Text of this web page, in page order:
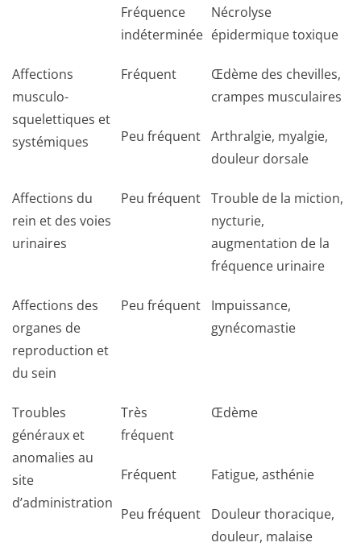
Fréquence
indéterminée
Nécrolyse
épidermique toxique
Affections
musculo-
squelettiques et
systémiques
Fréquent
Œdème des chevilles,
crampes musculaires
Peu fréquent Arthralgie, myalgie,
douleur dorsale
Affections du
rein et des voies
urinaires
Peu fréquent Trouble de la miction,
nycturie,
augmentation de la
fréquence urinaire
Affections des
organes de
reproduction et
du sein
Peu fréquent
Impuissance,
gynécomastie
Troubles
généraux et
anomalies au
site
d’administration
Très
fréquent
Œdème
Fréquent Fatigue, asthénie
Peu fréquent
Douleur thoracique,
douleur, malaise